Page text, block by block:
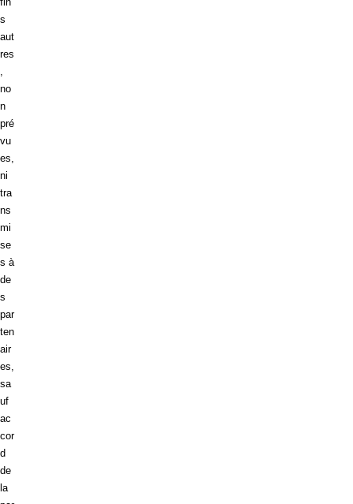
s
aut
res
,
no
n
pré
vu
es,
ni
tra
ns
mi
se
s à
de
s
par
ten
air
es,
sa
uf
ac
cor
d
de
la